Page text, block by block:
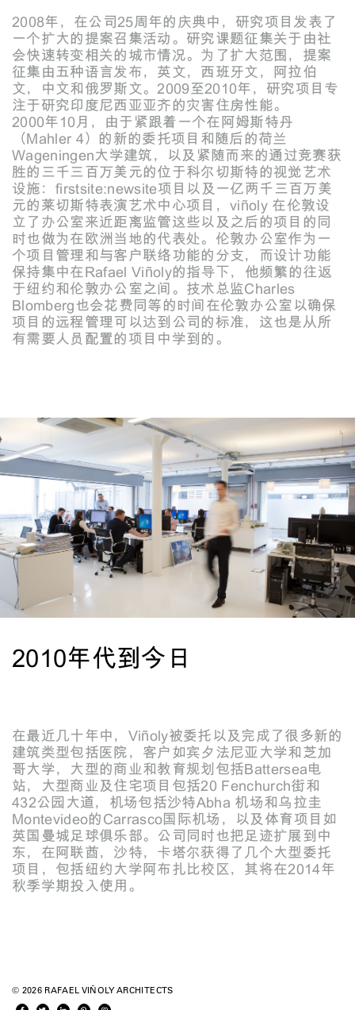
2008年，在公司25周年的庆典中，研究项目发表了
一个扩大的提案召集活动。研究课题征集关于由社
会快速转变相关的城市情况。为了扩大范围，提案
征集由五种语言发布，英文，西班牙文，阿拉伯
文，中文和俄罗斯文。2009至2010年，研究项目专
注于研究印度尼西亚亚齐的灾害住房性能。
2000年10月，由于紧跟着一个在阿姆斯特丹
（Mahler 4）的新的委托项目和随后的荷兰
Wageningen大学建筑，以及紧随而来的通过竞赛获
胜的三千三百万美元的位于科尔切斯特的视觉艺术
设施：firstsite:newsite项目以及一亿两千三百万美
元的莱切斯特表演艺术中心项目，viñoly 在伦敦设
立了办公室来近距离监管这些以及之后的项目的同
时也做为在欧洲当地的代表处。伦敦办公室作为一
个项目管理和与客户联络功能的分支，而设计功能
保持集中在Rafael Viñoly的指导下，他频繁的往返
于纽约和伦敦办公室之间。技术总监Charles
Blomberg也会花费同等的时间在伦敦办公室以确保
项目的远程管理可以达到公司的标准，这也是从所
有需要人员配置的项目中学到的。
2010年代到今日
在最近几十年中，Viñoly被委托以及完成了很多新的
建筑类型包括医院，客户如宾夕法尼亚大学和芝加
哥大学，大型的商业和教育规划包括Battersea电
站，大型商业及住宅项目包括20 Fenchurch街和
432公园大道，机场包括沙特Abha 机场和乌拉圭
Montevideo的Carrasco国际机场，以及体育项目如
英国曼城足球俱乐部。公司同时也把足迹扩展到中
东，在阿联酋，沙特，卡塔尔获得了几个大型委托
项目，包括纽约大学阿布扎比校区，其将在2014年
秋季学期投入使用。
© 2026 RAFAEL VIÑOLY ARCHITECTS